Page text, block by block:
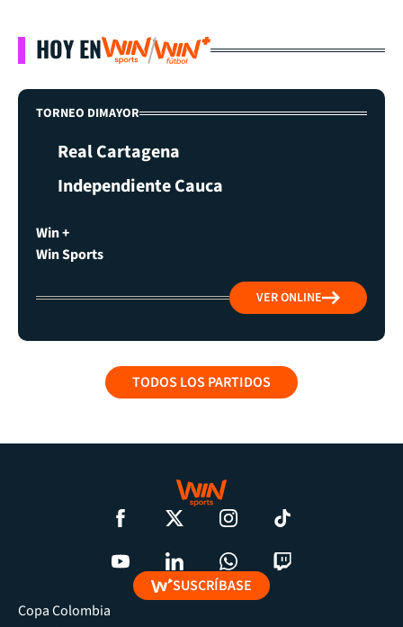
HOY EN
TORNEO DIMAYOR
Real Cartagena
Independiente Cauca
Win +
Win Sports
VER ONLINE
TODOS LOS PARTIDOS
SUSCRÍBASE
Copa Colombia